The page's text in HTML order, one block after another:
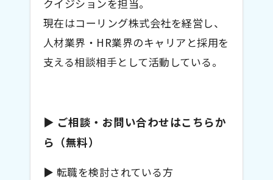
クイジションを担当。
現在はコーリング株式会社を経営し、
人材業界・HR業界のキャリアと採用を
支える相談相手として活動している。
▶ ご相談・お問い合わせはこちらか
ら（無料）
▶ 転職を検討されている方